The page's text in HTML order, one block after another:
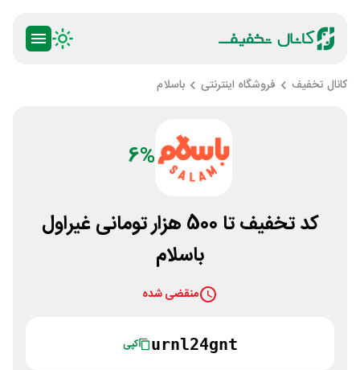
کانال تخفیف فروشگاه اینترنتی باسلام
6%
کد تخفیف تا 500 هزار تومانی غیراول
باسلام
منقضی شده
urnl24gnt کپی